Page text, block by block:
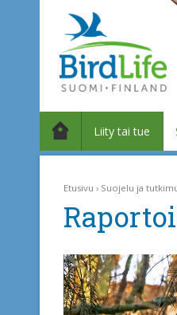
Liity tai tue
Etusivu Suojelu ja